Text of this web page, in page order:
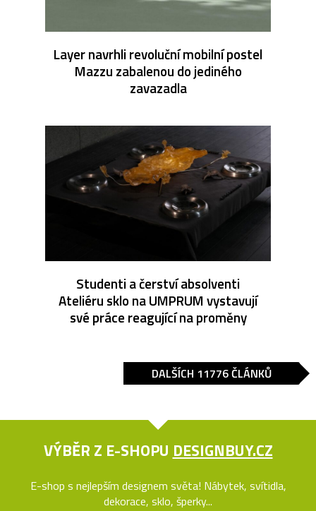
Layer navrhli revoluční mobilní postel
Mazzu zabalenou do jediného
zavazadla
Studenti a čerství absolventi
Ateliéru sklo na UMPRUM vystavují
své práce reagující na proměny
DALŠÍCH 11776 ČLÁNKŮ
VÝBĚR Z E-SHOPU DESIGNBUY.CZ
E-shop s nejlepším designem světa! Nábytek, svítidla,
dekorace, sklo, šperky...